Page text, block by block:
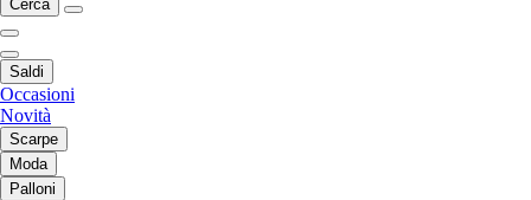
Cerca
Saldi
Occasioni
Novità
Scarpe
Moda
Palloni